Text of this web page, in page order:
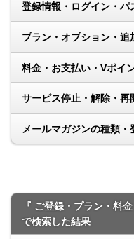
登録情報・ログイン・パ
プラン・オプション・追
料金・お支払い・Vポイ
サービス停止・解除・再
メールマガジンの種類・
『 ご登録・プラン・料
で検索した結果